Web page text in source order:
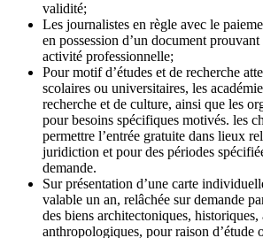
validité;
Les journalistes en règle avec le
en possession d’un document
activité professionnelle;
Pour motif d’études et de recherche
scolaires ou universitaires, les
recherche et de culture, ainsi que les
pour besoins spécifiques motivés. les
permettre l’entrée gratuite dans lieux
juridiction et pour des périodes
demande.
Sur présentation d’une carte
valable un an, relâchée sur demande
des biens architectoniques,
anthropologiques, pour raison d’étude